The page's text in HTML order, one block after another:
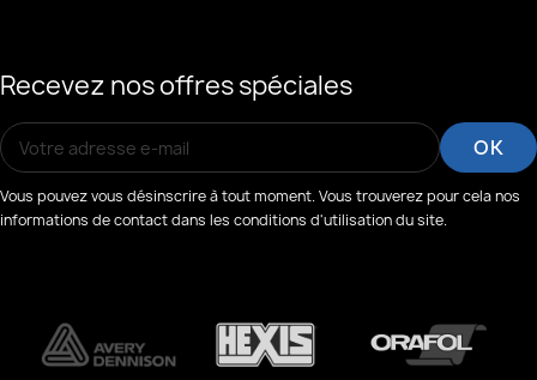
Recevez nos offres spéciales
Vous pouvez vous désinscrire à tout moment. Vous trouverez pour cela nos
informations de contact dans les conditions d'utilisation du site.